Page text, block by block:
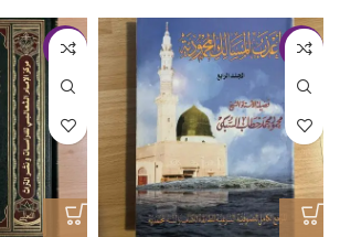
-20%
-15%